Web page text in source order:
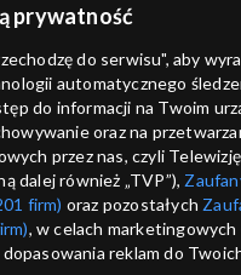
ANULUJ
usług
prywatność
do serwisu", aby
automatycznego
do informacji na Twoim
oraz na
przez nas, czyli
dalej również „TVP”),
firm) oraz pozostałych
, w celach marketingowych
reklam do